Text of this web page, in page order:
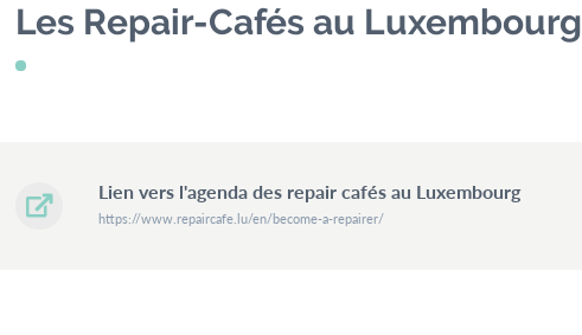
Les Repair-Cafés au Luxembourg
Lien vers l'agenda des repair cafés au Luxembourg
https://www.repaircafe.lu/en/become-a-repairer/